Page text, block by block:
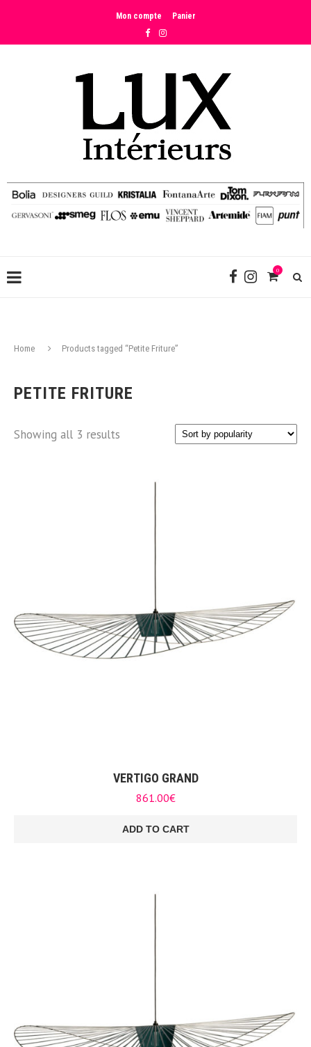
Mon compte Panier
0
Home Products tagged “Petite Friture”
PETITE FRITURE
Showing all 3 results
VERTIGO GRAND
861.00€
ADD TO CART